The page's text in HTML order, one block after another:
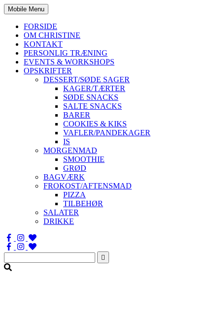
Mobile Menu
FORSIDE
OM CHRISTINE
KONTAKT
PERSONLIG TRÆNING
EVENTS & WORKSHOPS
OPSKRIFTER
DESSERT/SØDE SAGER
KAGER/TÆRTER
SØDE SNACKS
SALTE SNACKS
BARER
COOKIES & KIKS
VAFLER/PANDEKAGER
IS
MORGENMAD
SMOOTHIE
GRØD
BAGVÆRK
FROKOST/AFTENSMAD
PIZZA
TILBEHØR
SALATER
DRIKKE
Søg
efter: